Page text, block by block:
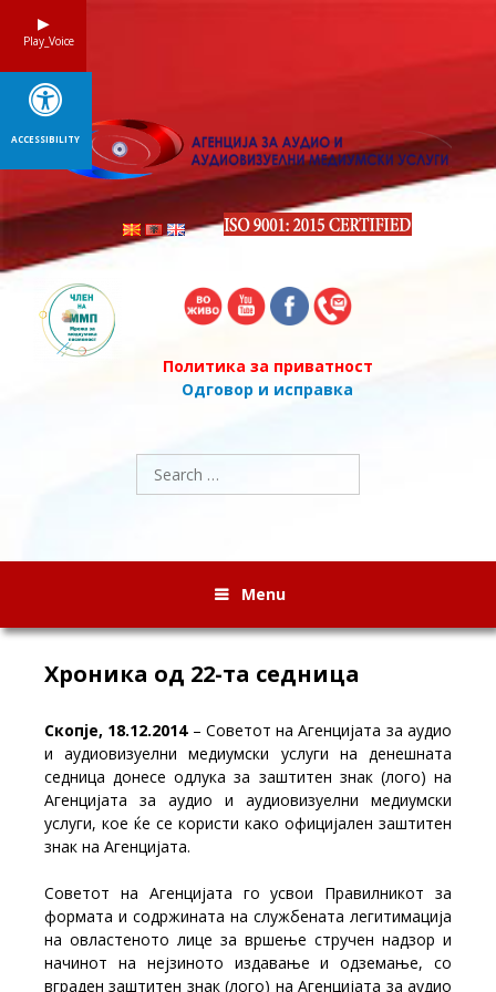
Политика за приватност
Одговор и исправка
Search
for:
Menu
Хроника од 22-та седница
Скопје, 18.12.2014– Советот на Агенцијата за аудио
и аудиовизуелни медиумски услуги на денешната
седница донесе одлука за заштитен знак (лого) на
Агенцијата за аудио и аудиовизуелни медиумски
услуги, кое ќе се користи како официјален заштитен
знак на Агенцијата.
Советот на Агенцијата го усвои Правилникот за
формата и содржината на службената легитимација
на овластеното лице за вршење стручен надзор и
начинот на нејзиното издавање и одземање, со
вграден заштитен знак (лого) на Агенцијата за аудио
Play_Voice
ACCESSIBILITY